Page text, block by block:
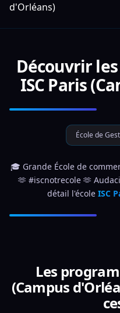
d'Orléans)
Découvrir
ISC Paris
École de
🎓 Grande École de
🫶 #iscnotrecole 🫶
détail l'école ISC
Les
(Campus